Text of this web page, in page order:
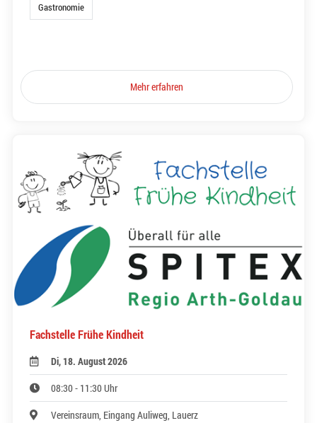
Gastronomie
Mehr erfahren
Fachstelle Frühe Kindheit
Di, 18. August 2026
08:30 - 11:30 Uhr
Vereinsraum, Eingang Auliweg, Lauerz